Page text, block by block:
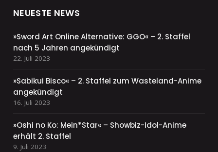
NEUESTE NEWS
»Sword Art Online Alternative: GGO« – 2. Staffel
nach 5 Jahren angekündigt
22. Juli 2023
»Sabikui Bisco« – 2. Staffel zum Wasteland-Anime
angekündigt
16. Juli 2023
»Oshi no Ko: Mein*Star« – Showbiz-Idol-Anime
erhält 2. Staffel
9. Juli 2023